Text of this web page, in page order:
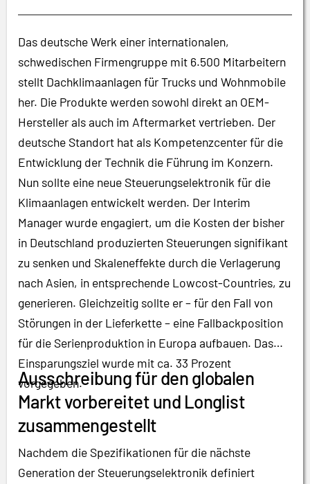
Das deutsche Werk einer internationalen,
schwedischen Firmengruppe mit 6.500 Mitarbeitern
stellt Dachklimaanlagen für Trucks und Wohnmobile
her. Die Produkte werden sowohl direkt an OEM-
Hersteller als auch im Aftermarket vertrieben. Der
deutsche Standort hat als Kompetenzcenter für die
Entwicklung der Technik die Führung im Konzern.
Nun sollte eine neue Steuerungselektronik für die
Klimaanlagen entwickelt werden. Der Interim
Manager wurde engagiert, um die Kosten der bisher
in Deutschland produzierten Steuerungen signifikant
zu senken und Skaleneffekte durch die Verlagerung
nach Asien, in entsprechende Lowcost-Countries, zu
generieren. Gleichzeitig sollte er – für den Fall von
Störungen in der Lieferkette – eine Fallbackposition
für die Serienproduktion in Europa aufbauen. Das
Einsparungsziel wurde mit ca. 33 Prozent
vorgegeben.
Ausschreibung für den globalen
Markt vorbereitet und Longlist
zusammengestellt
Nachdem die Spezifikationen für die nächste
Generation der Steuerungselektronik definiert